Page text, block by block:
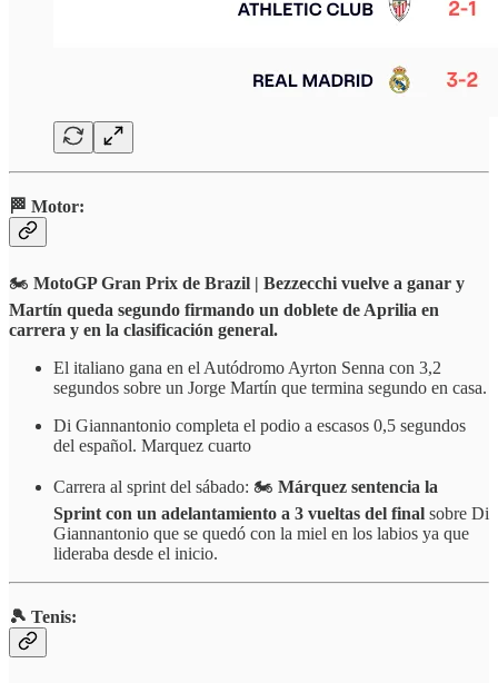
🏁 Motor:
🏍️ MotoGP Gran Prix de Brazil | Bezzecchi vuelve a ganar y
Martín queda segundo firmando un doblete de Aprilia en
carrera y en la clasificación general.
El italiano gana en el Autódromo Ayrton Senna con 3,2
segundos sobre un Jorge Martín que termina segundo en casa.
Di Giannantonio completa el podio a escasos 0,5 segundos
del español. Marquez cuarto
Carrera al sprint del sábado: 🏍️ Márquez sentencia la
Sprint con un adelantamiento a 3 vueltas del final sobre Di
Giannantonio que se quedó con la miel en los labios ya que
lideraba desde el inicio.
🎾 Tenis: